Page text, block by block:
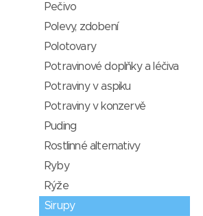
Pečivo
Polevy, zdobení
Polotovary
Potravinové doplňky a léčiva
Potraviny v aspiku
Potraviny v konzervě
Puding
Rostlinné alternativy
Ryby
Rýže
Sirupy